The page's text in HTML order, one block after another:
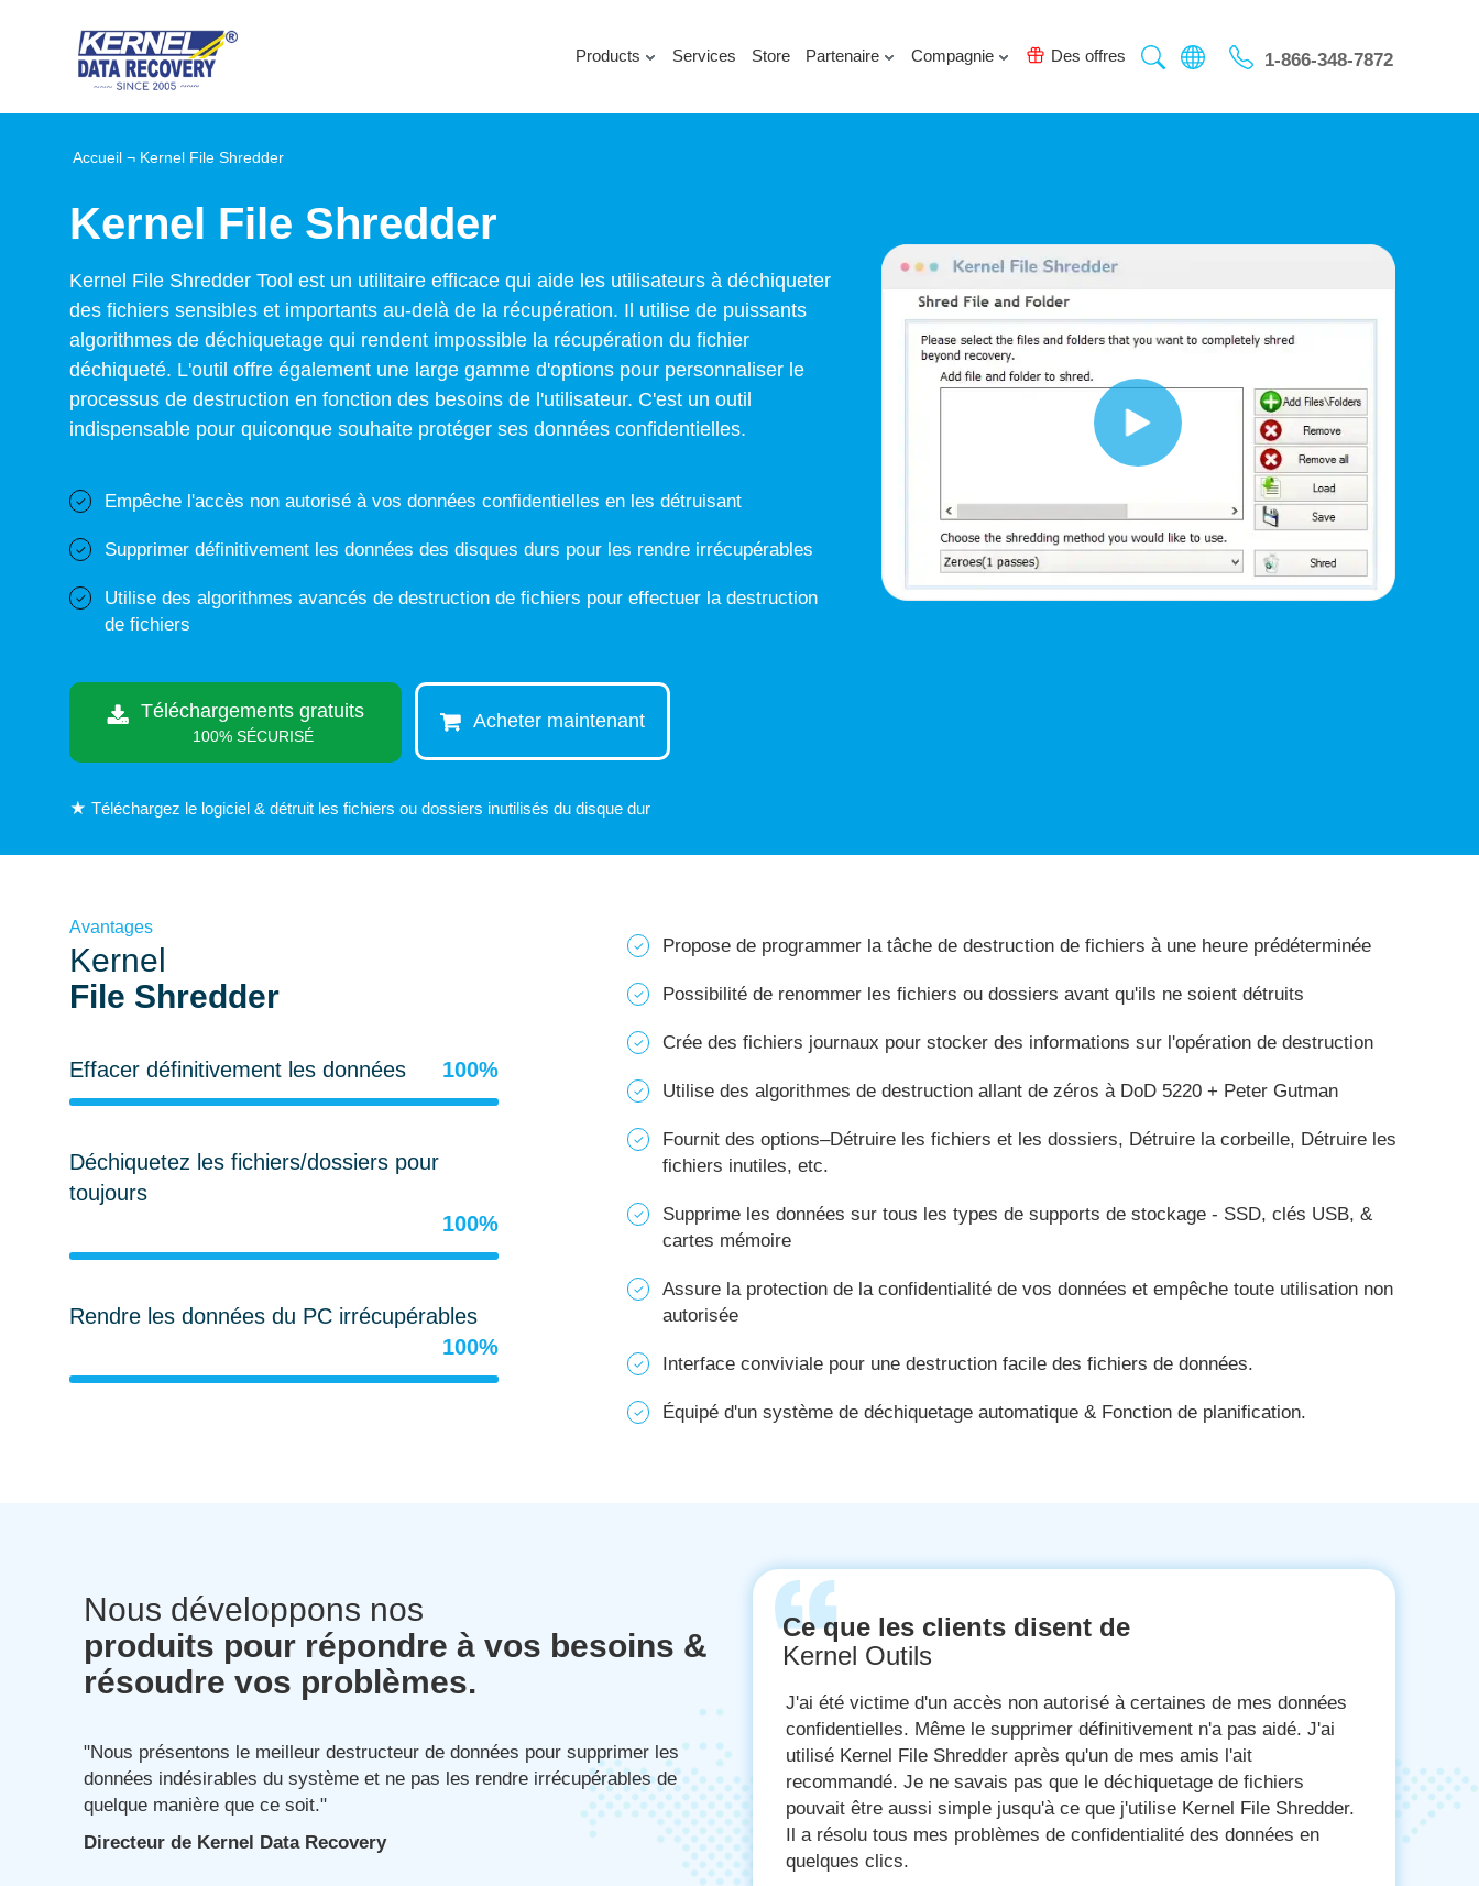
Accueil ¬ Kernel File Shredder
Kernel File Shredder
Kernel File Shredder Tool est un utilitaire efficace qui aide les utilisateurs à déchiqueter
des fichiers sensibles et importants au-delà de la récupération. Il utilise de puissants
algorithmes de déchiquetage qui rendent impossible la récupération du fichier
déchiqueté. L'outil offre également une large gamme d'options pour personnaliser le
processus de destruction en fonction des besoins de l'utilisateur. C'est un outil
indispensable pour quiconque souhaite protéger ses données confidentielles.
Empêche l'accès non autorisé à vos données confidentielles en les détruisant
Supprimer définitivement les données des disques durs pour les rendre irrécupérables
Utilise des algorithmes avancés de destruction de fichiers pour effectuer la destruction
de fichiers
Téléchargements gratuits
100% SÉCURISÉ
Acheter maintenant
★ Téléchargez le logiciel & détruit les fichiers ou dossiers inutilisés du disque dur
Avantages
Kernel
File Shredder
Effacer définitivement les données 100%
Déchiquetez les fichiers/dossiers pour
toujours
100%
Rendre les données du PC irrécupérables
100%
Propose de programmer la tâche de destruction de fichiers à une heure prédéterminée
Possibilité de renommer les fichiers ou dossiers avant qu'ils ne soient détruits
Crée des fichiers journaux pour stocker des informations sur l'opération de destruction
Utilise des algorithmes de destruction allant de zéros à DoD 5220 + Peter Gutman
Fournit des options–Détruire les fichiers et les dossiers, Détruire la corbeille, Détruire les
fichiers inutiles, etc.
Supprime les données sur tous les types de supports de stockage - SSD, clés USB, &
cartes mémoire
Assure la protection de la confidentialité de vos données et empêche toute utilisation non
autorisée
Interface conviviale pour une destruction facile des fichiers de données.
Équipé d'un système de déchiquetage automatique & Fonction de planification.
Nous développons nos
produits pour répondre à vos besoins &
résoudre vos problèmes.
"Nous présentons le meilleur destructeur de données pour supprimer les
données indésirables du système et ne pas les rendre irrécupérables de
quelque manière que ce soit."
Directeur de Kernel Data Recovery
Ce que les clients disent de
Kernel Outils
J'ai été victime d'un accès non autorisé à certaines de mes données
utilisé Kernel File Shredder après qu'un de mes amis l'ait
recommandé. Je ne savais pas que le déchiquetage de fichiers
pouvait être aussi simple jusqu'à ce que j'utilise Kernel File Shredder.
Il a résolu tous mes problèmes de confidentialité des données en
J'avais peur de mal gérer mes données confidentielles stockées sur
mon système lorsque j'ai découvert que les données supprimées
définitivement pouvaient être récupérées. Dieu merci pour Kernel File
Shredder. J'ai supprimé toutes les données indésirables et
confidentielles via ce logiciel en quelques clics. Kernel File Shredder
est fortement recommandé.
Products Services Store Partenaire Compagnie Des offres 1-866-348-7872